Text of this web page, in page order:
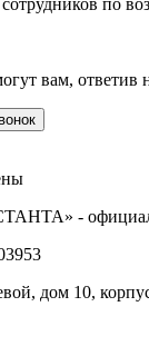
вам, ответив
-
дом 10,